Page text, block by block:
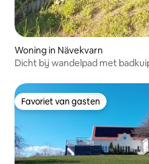
Woning in Nävekvarn
Dicht bij wandelpad met
Favoriet van gasten
Favoriet van gasten